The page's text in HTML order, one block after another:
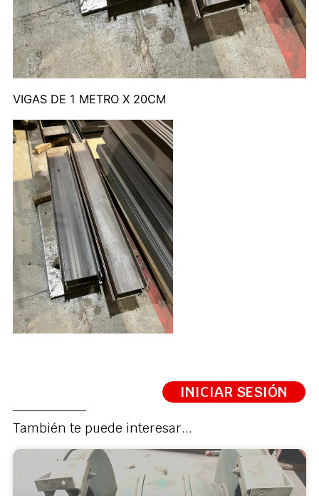
VIGAS DE 1 METRO X 20CM
INICIAR SESIÓN
También te puede interesar...